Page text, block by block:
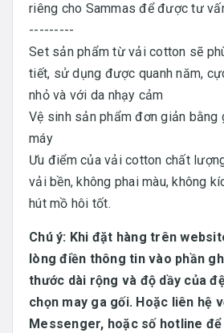
riêng cho Sammas để được tư
---------
Set sản phẩm từ vải cotton sẽ
tiết, sử dụng được quanh năm,
nhỏ và với da nhạy cảm
Vệ sinh sản phẩm đơn giản
máy
Ưu điểm của vải cotton chất
vải bền, không phai màu, không
hút mồ hôi tốt.
Chú ý: Khi đặt hàng trên
lòng điền thông tin vào phần
thước dài rộng và độ dầy của
chọn may ga gối. Hoặc liên hệ
Messenger, hoặc số hotline